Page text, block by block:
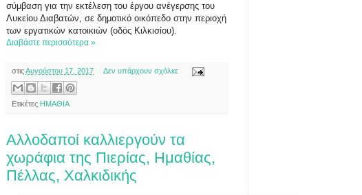
σύμβαση για την εκτέλεση του έργου ανέγερσης του
Λυκείου Διαβατών, σε δημοτικό οικόπεδο στην περιοχή
των εργατικών κατοικιών (οδός Κιλκισίου).
Διαβάστε περισσότερα »
στιςΑυγούστου 17, 2017 Δεν υπάρχουν σχόλια:
Ετικέτες ΗΜΑΘΙΑ
Αλλοδαποί καλλιεργούν τα
χωράφια της Πιερίας, Ημαθίας,
Πέλλας, Χαλκιδικής